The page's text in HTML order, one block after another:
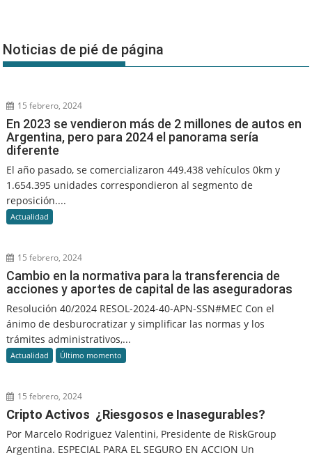
Noticias de pié de página
15 febrero, 2024
En 2023 se vendieron más de 2 millones de autos en
Argentina, pero para 2024 el panorama sería
diferente
El año pasado, se comercializaron 449.438 vehículos 0km y
1.654.395 unidades correspondieron al segmento de
reposición....
Actualidad
15 febrero, 2024
Cambio en la normativa para la transferencia de
acciones y aportes de capital de las aseguradoras
Resolución 40/2024 RESOL-2024-40-APN-SSN#MEC Con el
ánimo de desburocratizar y simplificar las normas y los
trámites administrativos,...
Actualidad Último momento
15 febrero, 2024
Cripto Activos ¿Riesgosos e Inasegurables?
Por Marcelo Rodriguez Valentini, Presidente de RiskGroup
Argentina. ESPECIAL PARA EL SEGURO EN ACCION Un